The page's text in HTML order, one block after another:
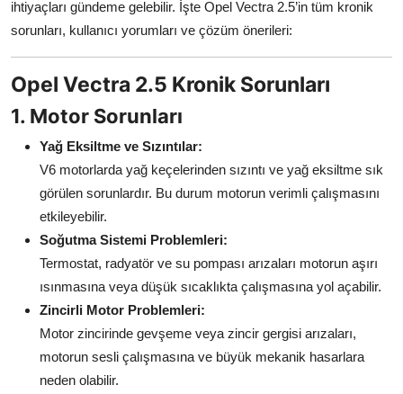
Klima & Konfor
Şanzıman & Aktarma
Dizel Sistemler
Multimedya & Elektronik
ihtiyaçları gündeme gelebilir. İşte Opel Vectra 2.5’in tüm kronik
sorunları, kullanıcı yorumları ve çözüm önerileri:
Opel Vectra 2.5 Kronik Sorunları
1. Motor Sorunları
Yağ Eksiltme ve Sızıntılar:
V6 motorlarda yağ keçelerinden sızıntı ve yağ eksiltme sık
görülen sorunlardır. Bu durum motorun verimli çalışmasını
etkileyebilir.
Soğutma Sistemi Problemleri:
Termostat, radyatör ve su pompası arızaları motorun aşırı
ısınmasına veya düşük sıcaklıkta çalışmasına yol açabilir.
Zincirli Motor Problemleri:
Motor zincirinde gevşeme veya zincir gergisi arızaları,
motorun sesli çalışmasına ve büyük mekanik hasarlara
neden olabilir.